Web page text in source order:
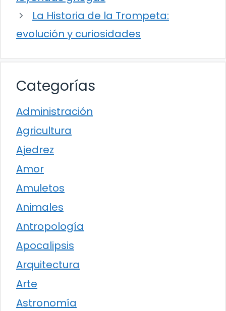
La Historia de la Trompeta:
evolución y curiosidades
Categorías
Administración
Agricultura
Ajedrez
Amor
Amuletos
Animales
Antropología
Apocalipsis
Arquitectura
Arte
Astronomía